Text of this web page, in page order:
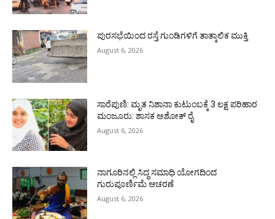
ಪುರಸಭೆಯಿಂದ ರಸ್ತೆ ಗುಂಡಿಗಳಿಗೆ ತಾತ್ಕಾಲಿಕ ಮುಕ್ತಿ
August 6, 2026
ಸಾರೆಪುಣಿ: ಮೃತ ನಿಶಾನಾ ಕುಟುಂಬಕ್ಕೆ 3 ಲಕ್ಷ ಪರಿಹಾರ
ಮಂಜೂರು: ಶಾಸಕ ಅಶೋಕ್ ರೈ
August 6, 2026
ನಾಗೂರಿನಲ್ಲಿ ಸಿದ್ಧ ಸಮಾಧಿ ಯೋಗದಿಂದ
ಗುರುಪೂರ್ಣಿಮೆ ಆಚರಣೆ
August 6, 2026